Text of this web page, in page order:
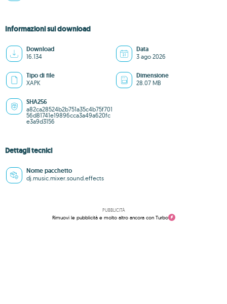
Informazioni sul download
Download
16.134
Data
3 ago 2026
Tipo di file
XAPK
Dimensione
28.07 MB
SHA256
a82ca28524b2b751a35c4b75f701
56d81741e19896cca3a49a620fc
e3a9d3156
Dettagli tecnici
Nome pacchetto
dj.music.mixer.sound.effects
PUBBLICITÀ
Rimuovi le pubblicità e molto altro ancora con Turbo